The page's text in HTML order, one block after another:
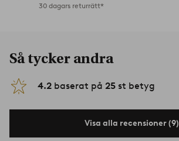
30 dagars returrätt*
Så tycker andra
4.2 baserat på 25 st betyg
Visa alla recensioner (9)